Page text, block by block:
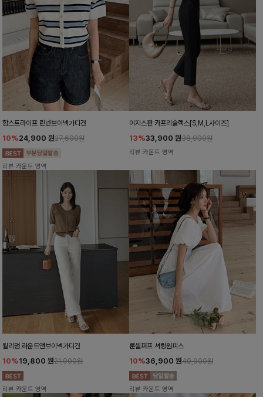
함스트라이프 린넨브이넥가디건
10%24,900 원27,600원
리뷰 카운트 영역
이지스판 카프리슬랙스[S,M,L사이즈]
13%33,900 원38,900원
리뷰 카운트 영역
윌리덤 라운드앤브이넥가디건
10%19,800 원21,900원
리뷰 카운트 영역
룬셀퍼프 셔링원피스
10%36,900 원40,900원
리뷰 카운트 영역